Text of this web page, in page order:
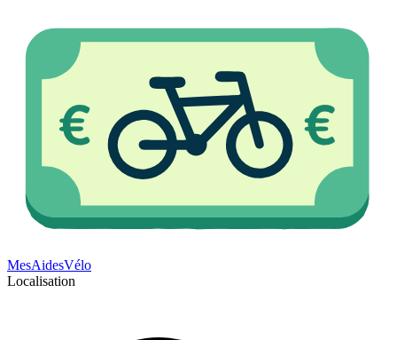
MesAidesVélo
Localisation